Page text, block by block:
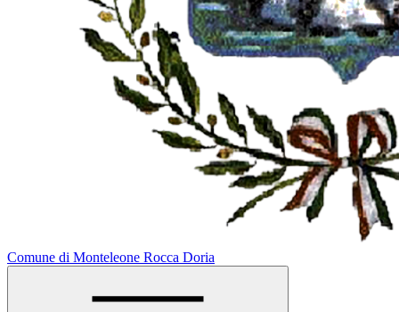
Comune di Monteleone Rocca Doria